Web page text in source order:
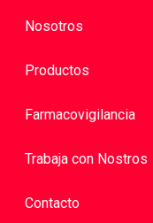
Nosotros
Productos
Farmacovigilancia
Trabaja con Nostros
Contacto